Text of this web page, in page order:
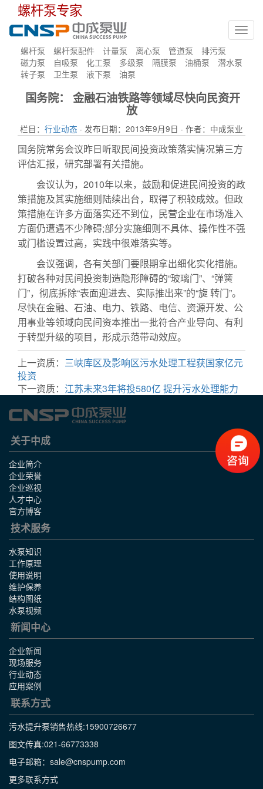
螺杆泵专家
螺杆泵 螺杆泵配件 计量泵 离心泵 管道泵
排污泵
磁力泵
自吸泵 化工泵 多级泵 隔膜泵 油桶泵
潜水泵
转子泵
卫生泵 液下泵 油泵
国务院： 金融石油铁路等领域尽快向民资开
放
栏目： 行业动态 · 发布日期：2013年9月9日 · 作者：中成泵业
国务院常务会议昨日听取民间投资政策落实情况第三方
评估汇报，研究部署有关措施。
会议认为，2010年以来，鼓励和促进民间投资的政
策措施及其实施细则陆续出台，取得了积较成效。但政
策措施在许多方面落实还不到位，民营企业在市场准入
方面仍遭遇不少障碍;部分实施细则不具体、操作性不强
或门槛设置过高，实践中很难落实等。
会议强调，各有关部门要限期拿出细化实化措施。
打破各种对民间投资制造隐形障碍的“玻璃门”、“弹簧
门”，彻底拆除“表面迎进去、实际推出来”的“旋 转门”。
尽快在金融、石油、电力、铁路、电信、资源开发、公
用事业等领域向民间资本推出一批符合产业导向、有利
于转型升级的项目，形成示范带动效应。
上一资质： 三峡库区及影响区污水处理工程获国家亿元
投资
下一资质： 江苏未来3年将投580亿 提升污水处理能力
关于中成
企业简介
企业荣誉
企业巡视
人才中心
官方博客
技术服务
水泵知识
工作原理
使用说明
维护保养
结构图纸
水泵视频
新闻中心
企业新闻
现场服务
行业动态
应用案例
联系方式
污水提升泵销售热线:15900726677
图文传真:021-66773338
电子邮箱：sale@cnspump.com
更多联系方式